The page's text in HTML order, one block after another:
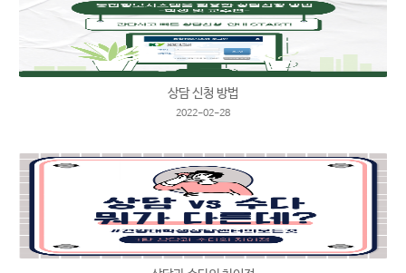
상담 신청 방법
2022-02-28